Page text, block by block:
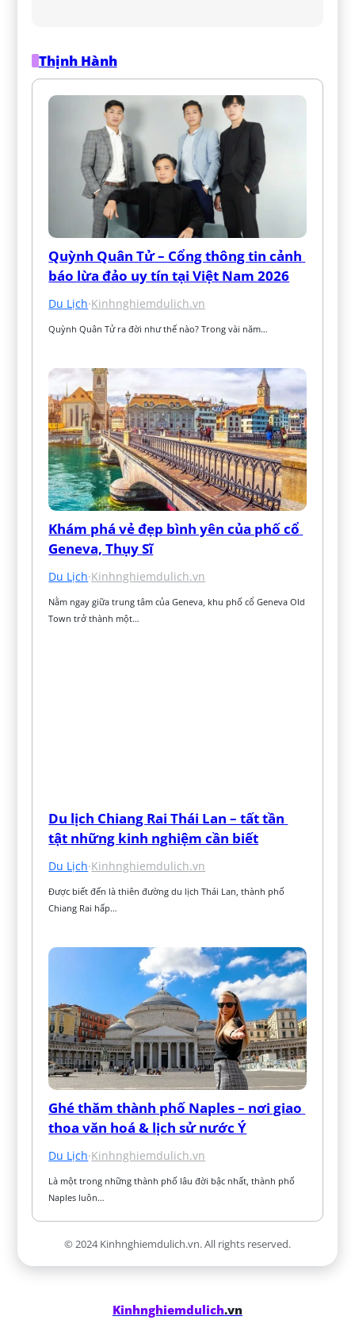
Thịnh Hành
Quỳnh Quân Tử – Cổng thông tin cảnh
báo lừa đảo uy tín tại Việt Nam 2026
Du Lịch·Kinhnghiemdulich.vn
Quỳnh Quân Tử ra đời như thế nào? Trong vài năm…
Khám phá vẻ đẹp bình yên của phố cổ
Geneva, Thụy Sĩ
Du Lịch·Kinhnghiemdulich.vn
Nằm ngay giữa trung tâm của Geneva, khu phố cổ Geneva Old
Town trở thành một…
Du lịch Chiang Rai Thái Lan – tất tần
tật những kinh nghiệm cần biết
Du Lịch·Kinhnghiemdulich.vn
Được biết đến là thiên đường du lịch Thái Lan, thành phố
Chiang Rai hấp…
Ghé thăm thành phố Naples – nơi giao
thoa văn hoá & lịch sử nước Ý
Du Lịch·Kinhnghiemdulich.vn
Là một trong những thành phố lâu đời bậc nhất, thành phố
Naples luôn…
© 2024 Kinhnghiemdulich.vn. All rights reserved.
Kinhnghiemdulich.vn